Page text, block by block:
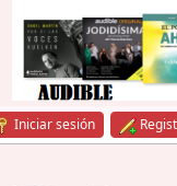
Iniciar sesión